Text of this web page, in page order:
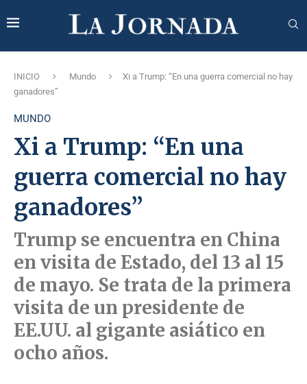
INICIO Mundo
Xi a Trump: “En una guerra comercial no hay
ganadores”
MUNDO
Xi a Trump: “En una
guerra comercial no hay
ganadores”
Trump se encuentra en China
en visita de Estado, del 13 al 15
de mayo. Se trata de la primera
visita de un presidente de
EE.UU. al gigante asiático en
ocho años.